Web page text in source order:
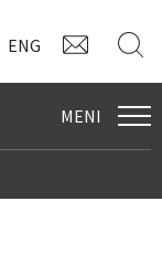
ENG
MENI